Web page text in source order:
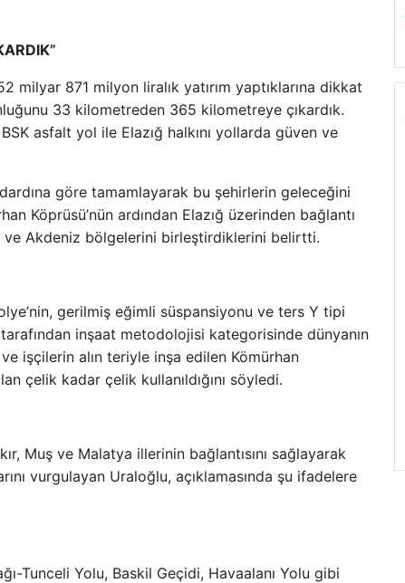
milyar 871 milyon liralık yatırım yaptıklarına dikkat
33 kilometreden 365 kilometreye çıkardık.
asfalt yol ile Elazığ halkını yollarda güven ve
göre tamamlayarak bu şehirlerin geleceğini
Köprüsü’nün ardından Elazığ üzerinden bağlantı
ve Akdeniz bölgelerini birleştirdiklerini belirtti.
gerilmiş eğimli süspansiyonu ve ters Y tipi
inşaat metodolojisi kategorisinde dünyanın
işçilerin alın teriyle inşa edilen Kömürhan
çelik kadar çelik kullanıldığını söyledi.
Muş ve Malatya illerinin bağlantısını sağlayarak
vurgulayan Uraloğlu, açıklamasında şu ifadelere
Tunceli Yolu, Baskil Geçidi, Havaalanı Yolu gibi